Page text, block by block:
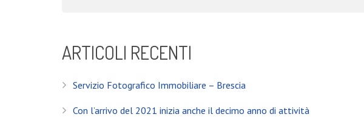
ARTICOLI RECENTI
Servizio Fotografico Immobiliare – Brescia
Con l’arrivo del 2021 inizia anche il decimo anno di attività